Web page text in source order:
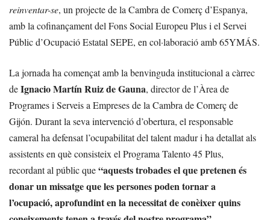
reinventar-se, un projecte de la Cambra de Comerç d’Espanya,
amb la cofinançament del Fons Social Europeu Plus i el Servei
Públic d’Ocupació Estatal SEPE, en col·laboració amb 65YMÁS.
La jornada ha començat amb la benvinguda institucional a càrrec
deIgnacio Martín Ruiz de Gauna, director de l’Àrea de
Programes i Serveis a Empreses de la Cambra de Comerç de
Gijón. Durant la seva intervenció d’obertura, el responsable
cameral ha defensat l’ocupabilitat del talent madur i ha detallat als
assistents en què consisteix el Programa Talento 45 Plus,
recordant al públic que“aquests trobades el que pretenen és
donar un missatge que les persones poden tornar a
l’ocupació, aprofundint en la necessitat de conèixer quins